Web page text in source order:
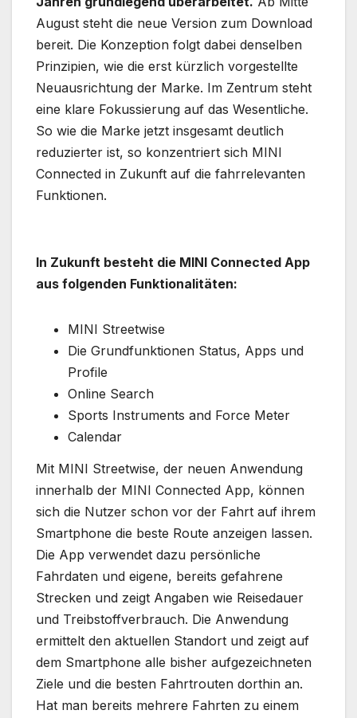
August steht die neue Version zum Download
bereit. Die Konzeption folgt dabei denselben
Prinzipien, wie die erst kürzlich vorgestellte
Neuausrichtung der Marke. Im Zentrum steht
eine klare Fokussierung auf das Wesentliche.
So wie die Marke jetzt insgesamt deutlich
reduzierter ist, so konzentriert sich MINI
Connected in Zukunft auf die fahrrelevanten
Funktionen.
In Zukunft besteht die MINI Connected App
aus folgenden Funktionalitäten:
MINI Streetwise
Die Grundfunktionen Status, Apps und
Profile
Online Search
Sports Instruments and Force Meter
Calendar
Mit MINI Streetwise, der neuen Anwendung
innerhalb der MINI Connected App, können
sich die Nutzer schon vor der Fahrt auf ihrem
Smartphone die beste Route anzeigen lassen.
Die App verwendet dazu persönliche
Fahrdaten und eigene, bereits gefahrene
Strecken und zeigt Angaben wie Reisedauer
und Treibstoffverbrauch. Die Anwendung
ermittelt den aktuellen Standort und zeigt auf
dem Smartphone alle bisher aufgezeichneten
Ziele und die besten Fahrtrouten dorthin an.
Hat man bereits mehrere Fahrten zu einem